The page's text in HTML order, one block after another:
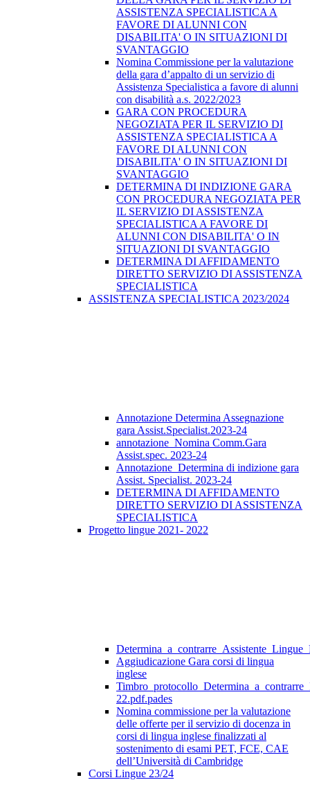
ASSISTENZA SPECIALISTICA A
FAVORE DI ALUNNI CON
DISABILITA' O IN SITUAZIONI DI
SVANTAGGIO
Nomina Commissione per la valutazione
della gara d’appalto di un servizio di
Assistenza Specialistica a favore di alunni
con disabilità a.s. 2022/2023
GARA CON PROCEDURA
NEGOZIATA PER IL SERVIZIO DI
ASSISTENZA SPECIALISTICA A
FAVORE DI ALUNNI CON
DISABILITA' O IN SITUAZIONI DI
SVANTAGGIO
DETERMINA DI INDIZIONE GARA
CON PROCEDURA NEGOZIATA PER
IL SERVIZIO DI ASSISTENZA
SPECIALISTICA A FAVORE DI
ALUNNI CON DISABILITA' O IN
SITUAZIONI DI SVANTAGGIO
DETERMINA DI AFFIDAMENTO
DIRETTO SERVIZIO DI ASSISTENZA
SPECIALISTICA
ASSISTENZA SPECIALISTICA 2023/2024
Annotazione Determina Assegnazione
gara Assist.Specialist.2023-24
annotazione_Nomina Comm.Gara
Assist.spec. 2023-24
Annotazione_Determina di indizione gara
Assist. Specialist. 2023-24
DETERMINA DI AFFIDAMENTO
DIRETTO SERVIZIO DI ASSISTENZA
SPECIALISTICA
Progetto lingue 2021- 2022
Aggiudicazione Gara corsi di lingua
inglese
22.pdf.pades
Nomina commissione per la valutazione
delle offerte per il servizio di docenza in
corsi di lingua inglese finalizzati al
sostenimento di esami PET, FCE, CAE
dell’Università di Cambridge
Corsi Lingue 23/24